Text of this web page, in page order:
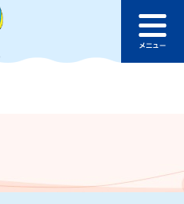
ジの本文へ
ュ